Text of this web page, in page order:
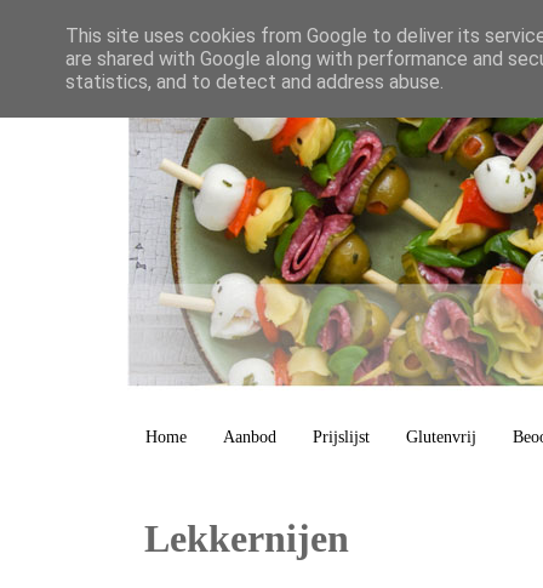
Home Aanbod Prijslijst Glutenvrij
Lekkernijen
This site uses cookies from Google to deliver its
are shared with Google along with performance and
statistics, and to detect and address abuse.